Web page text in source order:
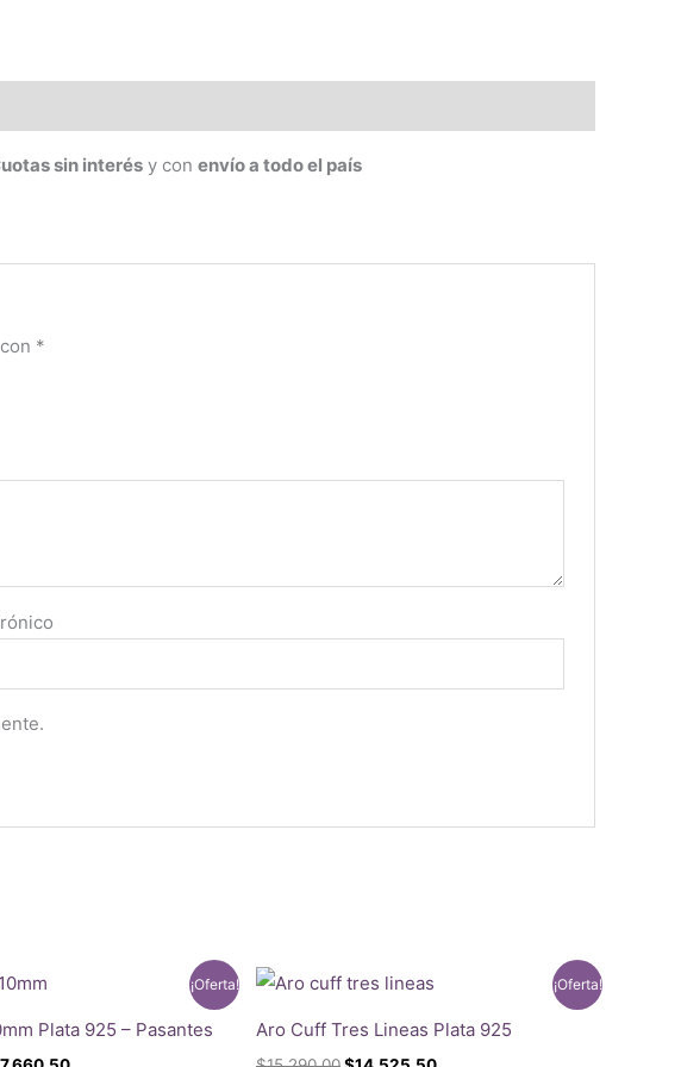
sin interés y con envío a todo el país
*
¡Oferta!
Plata 925 – Pasantes
El
¡Oferta!
Aro Cuff Tres Lineas Plata 925
El El